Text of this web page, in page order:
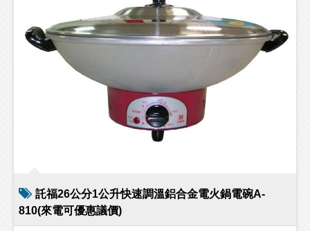
託福26公分1公升快速調溫鋁合金電火鍋電碗A-
810(來電可優惠議價)